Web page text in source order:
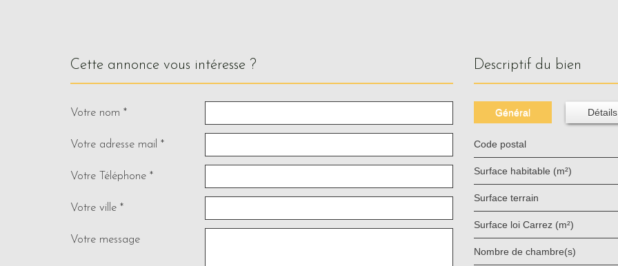
cette annonce vous intéresse ?
Votre nom *
Votre adresse mail *
Votre Téléphone *
Votre ville *
Votre message
descriptif du bien
Général
Code postal
Surface habitable (m²)
surface terrain
Surface loi Carrez (m²)
Nombre de chambre(s)